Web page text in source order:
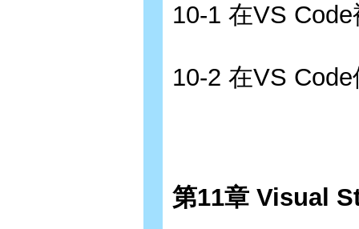
10-1 在VS
10-2 在VS
第11章 Visual